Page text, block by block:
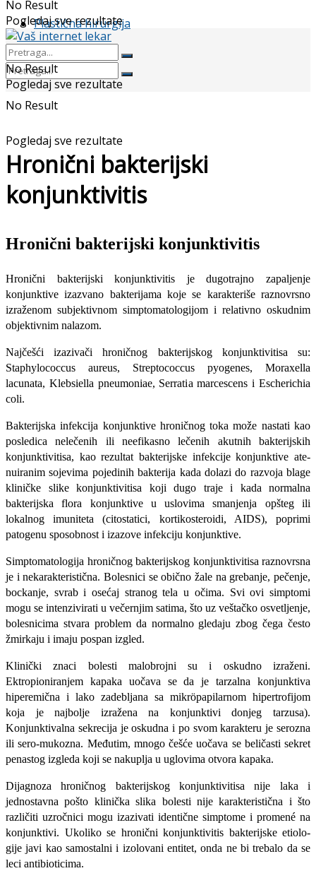
Plastična hirurgija
No Result
Pogledaj sve rezultate
No Result
Pogledaj sve rezultate
No Result
Pogledaj sve rezultate
Hronični bakterijski
konjunktivitis
Hronični bakterijski konjunktivitis
Hronični bakterijski konjunktivitis je dugotrajno zapaljenje
konjunktive izazvano bakterijama koje se karakteriše raznovrsno
izraženom subjektivnom simptomatologijom i relativno oskudnim
objektivnim nalazom.
Najčešći izazivači hroničnog bakterijskog konjunktivitisa su:
Staphylococcus aureus, Streptococcus pyogenes, Moraxella
lacunata, Klebsiella pneumoniae, Serratia marcescens i Escherichia
coli.
Bakterijska infekcija konjunktive hroničnog toka može nastati kao
posledica nelečenih ili neefikasno lečenih akutnih bakterijskih
konjunktivitisa, kao rezultat bakterijske infekcije konjunktive ate-
nuiranim sojevima pojedinih bakterija kada dolazi do razvoja blage
kliničke slike konjunktivitisa koji dugo traje i kada normalna
bakterijska flora konjunktive u uslovima smanjenja opšteg ili
lokalnog imuniteta (citostatici, kortikosteroidi, AIDS), poprimi
patogenu sposobnost i izazove infekciju konjunktive.
Simptomatologija hroničnog bakterijskog konjunktivitisa raz­novrsna
je i nekarakteristična. Bolesnici se obično žale na grebanje, pečenje,
bockanje, svrab i osećaj stranog tela u očima. Svi ovi simptomi
mogu se intenzivirati u večernjim satima, što uz veštačko osvetljenje,
bolesnicima stvara problem da normalno gledaju zbog čega često
žmirkaju i imaju pospan izgled.
Klinički znaci bolesti malobrojni su i oskudno izraženi.
Ektropioniranjem kapaka uočava se da je tarzalna konjunktiva
hiperemična i lako zadeb­ljana sa mikröpapilarnom hipertrofijom
koja je najbolje izražena na konjunktivi donjeg tarzusa).
Konjunktivalna sekrecija je oskudna i po svom karakteru je serozna
ili sero-mukozna. Međutim, mnogo češće uočava se beličasti sekret
penastog izgleda koji se nakuplja u uglovima otvora kapaka.
Dijagnoza hroničnog bakterijskog konjunktivitisa nije laka i
jednostavna pošto klinička slika bolesti nije karakteristična i što
različiti uzročnici mogu izazivati identične simptome i promené na
konjunktivi. Ukoliko se hronični konjunktivitis bakterijske etiolo-
gije javi kao samostalni i izolovani entitet, onda ne bi trebalo da se
leci antibioticima.